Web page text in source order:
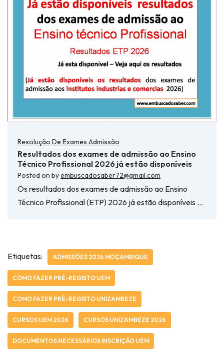
Resolução De Exames Admissão
Resultados dos exames de admissão ao Ensino
Técnico Profissional 2026 já estão disponíveis
Posted on byembuscadosaber72@gmail.com
Os resultados dos exames de admissão ao Ensino
Técnico Profissional (ETP) 2026 já estão disponíveis …
Etiquetas: ADMISSÕES 2026 MOÇAMBIQUE
COMO FAZER PRÉ-REGISTO UEM
COMO FAZER PRÉ-REGISTO UNIZAMBEZE
CURSOS UEM 2026 CURSOS UNIZAMBEZE 2026
DOCUMENTOS NECESSÁRIOS INSCRIÇÃO UEM